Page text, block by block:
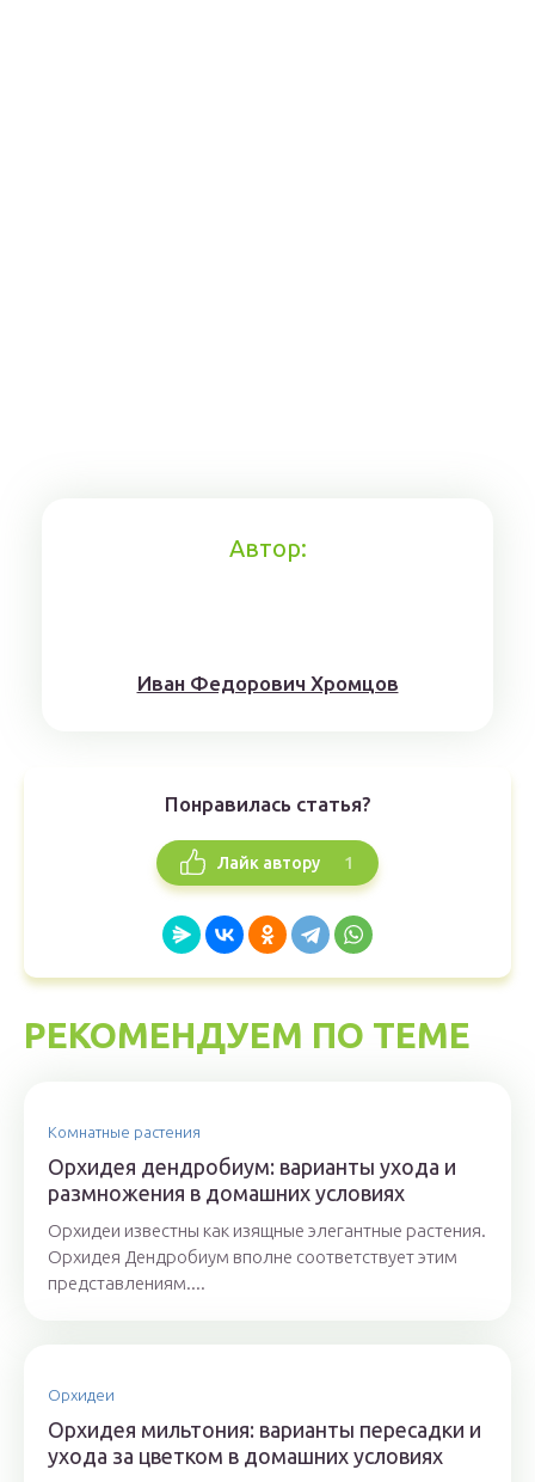
Автор:
Иван Федорович Хромцов
Понравилась статья?
Лайк автору 1
РЕКОМЕНДУЕМ ПО ТЕМЕ
Комнатные растения
Орхидея дендробиум: варианты ухода и
размножения в домашних условиях
Орхидеи известны как изящные элегантные растения.
Орхидея Дендробиум вполне соответствует этим
представлениям....
Орхидеи
Орхидея мильтония: варианты пересадки и
ухода за цветком в домашних условиях